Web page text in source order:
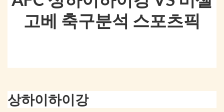
고베 축구분석 스포츠픽
상하이하이강